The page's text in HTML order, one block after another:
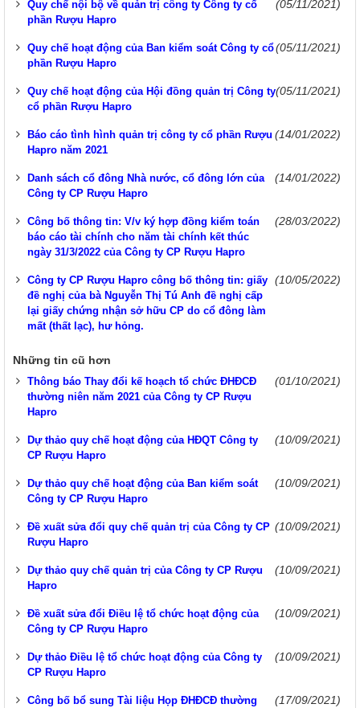
Quy chế nội bộ về quản trị công ty Công ty cổ
phần Rượu Hapro
(05/11/2021)
Quy chế hoạt động của Ban kiểm soát Công ty cổ
phần Rượu Hapro
(05/11/2021)
Quy chế hoạt động của Hội đồng quản trị Công ty
cổ phần Rượu Hapro
(05/11/2021)
Báo cáo tình hình quản trị công ty cổ phần Rượu
Hapro năm 2021
(14/01/2022)
Danh sách cổ đông Nhà nước, cổ đông lớn của
Công ty CP Rượu Hapro
(14/01/2022)
Công bố thông tin: V/v ký hợp đồng kiểm toán
báo cáo tài chính cho năm tài chính kết thúc
ngày 31/3/2022 của Công ty CP Rượu Hapro
(28/03/2022)
Công ty CP Rượu Hapro công bố thông tin: giấy
đề nghị của bà Nguyễn Thị Tú Anh đề nghị cấp
lại giấy chứng nhận sở hữu CP do cổ đông làm
mất (thất lạc), hư hỏng.
(10/05/2022)
Những tin cũ hơn
Thông báo Thay đổi kế hoạch tổ chức ĐHĐCĐ
thường niên năm 2021 của Công ty CP Rượu
Hapro
(01/10/2021)
Dự thảo quy chế hoạt động của HĐQT Công ty
CP Rượu Hapro
(10/09/2021)
Dự thảo quy chế hoạt động của Ban kiểm soát
Công ty CP Rượu Hapro
(10/09/2021)
Đề xuất sửa đổi quy chế quản trị của Công ty CP
Rượu Hapro
(10/09/2021)
Dự thảo quy chế quản trị của Công ty CP Rượu
Hapro
(10/09/2021)
Đề xuất sửa đổi Điều lệ tổ chức hoạt động của
Công ty CP Rượu Hapro
(10/09/2021)
Dự thảo Điều lệ tổ chức hoạt động của Công ty
CP Rượu Hapro
(10/09/2021)
Công bố bổ sung Tài liệu Họp ĐHĐCĐ thường
(17/09/2021)